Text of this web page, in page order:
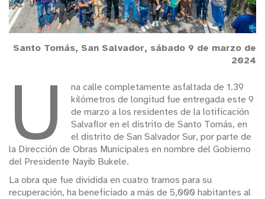
Santo Tomás, San Salvador, sábado 9 de marzo de
2024
U
na calle completamente asfaltada de 1.39
kilómetros de longitud fue entregada este 9
de marzo a los residentes de la lotificación
Salvaflor en el distrito de Santo Tomás, en
el distrito de San Salvador Sur, por parte de
la Dirección de Obras Municipales en nombre del Gobierno
del Presidente Nayib Bukele.
La obra que fue dividida en cuatro tramos para su
recuperación, ha beneficiado a más de 5,000 habitantes al